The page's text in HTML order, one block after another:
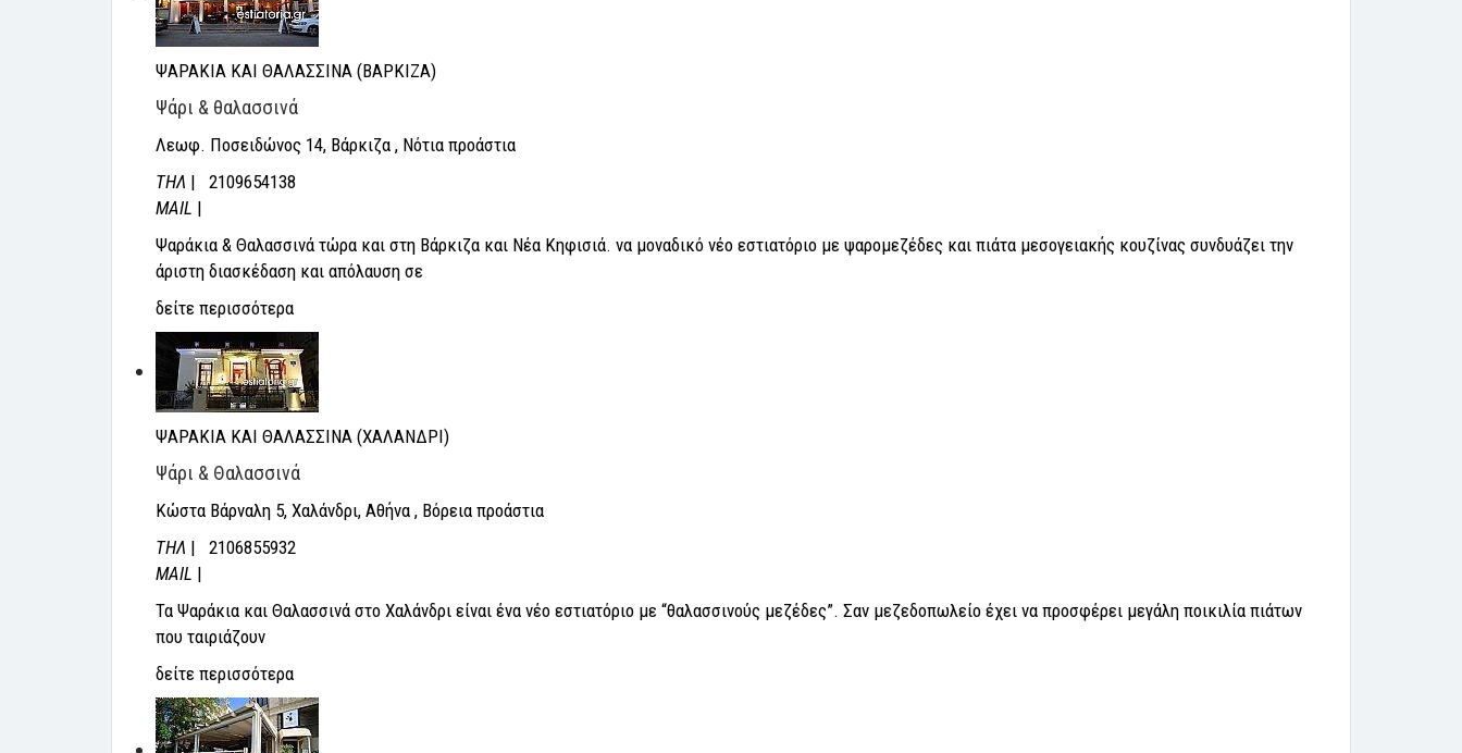
ΨΑΡΑΚΙΑ ΚΑΙ ΘΑΛΑΣΣΙΝΑ (ΒΑΡΚΙΖΑ)
Ψάρι & θαλασσινά
Λεωφ. Ποσειδώνος 14, Βάρκιζα , Νότια προάστια
THΛ | 2109654138
MAIL |
Ψαράκια & Θαλασσινά τώρα και στη Βάρκιζα και Νέα Κηφισιά. να μοναδικό νέο εστιατόριο με ψαρομεζέδες και πιάτα μεσογειακής κουζίνας συνδυάζει την
άριστη διασκέδαση και απόλαυση σε
δείτε περισσότερα
ΨΑΡΑΚΙΑ ΚΑΙ ΘΑΛΑΣΣΙΝΑ (ΧΑΛΑΝΔΡΙ)
Ψάρι & Θαλασσινά
Κώστα Βάρναλη 5, Χαλάνδρι, Αθήνα , Βόρεια προάστια
THΛ | 2106855932
MAIL |
Τα Ψαράκια και Θαλασσινά στο Χαλάνδρι είναι ένα νέο εστιατόριο με “θαλασσινούς μεζέδες”. Σαν μεζεδοπωλείο έχει να προσφέρει μεγάλη ποικιλία πιάτων
που ταιριάζουν
δείτε περισσότερα